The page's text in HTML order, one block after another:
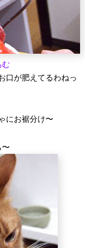
む
口が肥えてるわねっ
にお裾分け〜
〜